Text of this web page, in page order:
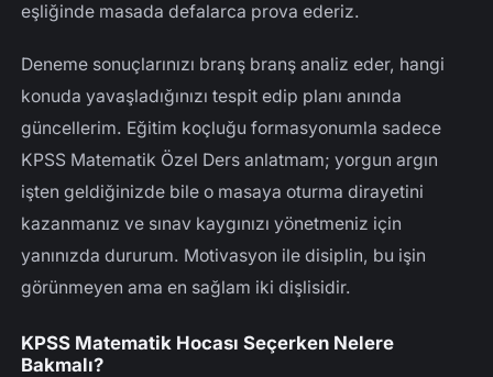
eşliğinde masada defalarca prova ederiz.
Deneme sonuçlarınızı branş branş analiz eder, hangi
konuda yavaşladığınızı tespit edip planı anında
güncellerim. Eğitim koçluğu formasyonumla sadece
KPSS Matematik Özel Ders anlatmam; yorgun argın
işten geldiğinizde bile o masaya oturma dirayetini
kazanmanız ve sınav kaygınızı yönetmeniz için
yanınızda dururum. Motivasyon ile disiplin, bu işin
görünmeyen ama en sağlam iki dişlisidir.
KPSS Matematik Hocası Seçerken Nelere
Bakmalı?